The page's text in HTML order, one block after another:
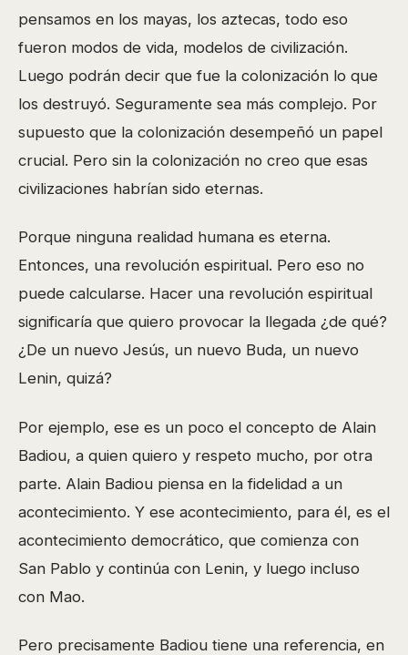
pensamos en los mayas, los aztecas, todo eso
fueron modos de vida, modelos de civilización.
Luego podrán decir que fue la colonización lo que
los destruyó. Seguramente sea más complejo. Por
supuesto que la colonización desempeñó un papel
crucial. Pero sin la colonización no creo que esas
civilizaciones habrían sido eternas.
Porque ninguna realidad humana es eterna.
Entonces, una revolución espiritual. Pero eso no
puede calcularse. Hacer una revolución espiritual
significaría que quiero provocar la llegada ¿de qué?
¿De un nuevo Jesús, un nuevo Buda, un nuevo
Lenin, quizá?
Por ejemplo, ese es un poco el concepto de Alain
Badiou, a quien quiero y respeto mucho, por otra
parte. Alain Badiou piensa en la fidelidad a un
acontecimiento. Y ese acontecimiento, para él, es el
acontecimiento democrático, que comienza con
San Pablo y continúa con Lenin, y luego incluso
con Mao.
Pero precisamente Badiou tiene una referencia, en